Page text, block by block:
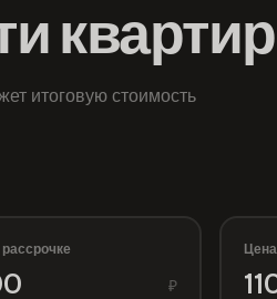
итоговую стоимость
₽